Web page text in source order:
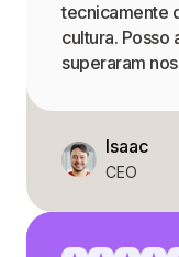
tecnicamente
cultura.
superaram
Isaac
CEO